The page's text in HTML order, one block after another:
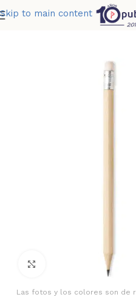
Skip to main content
LAPIZ
Clic para ampliar
Las fotos y los colores son de